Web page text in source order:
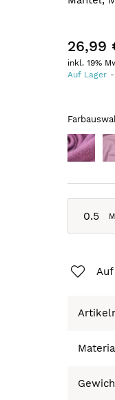
26,99
inkl. 19%
Auf Lager